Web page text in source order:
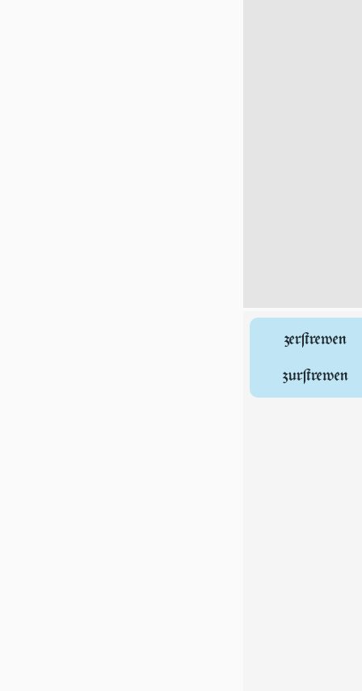
zerſtrewen
zurſtrewen